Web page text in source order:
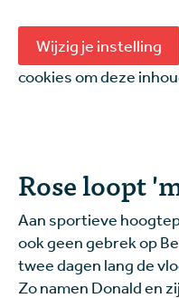
Wijzig je instelling
cookies om deze
Rose loopt
Aan sportieve
ook geen gebrek op
twee dagen lang de
Zo namen Donald en